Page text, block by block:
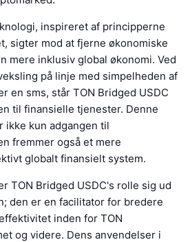
inspireret af principperne
sigter mod at fjerne økonomiske
mere inklusiv global økonomi. Ved
på linje med simpelheden af
en sms, står TON Bridged USDC
til finansielle tjenester. Denne
ikke kun adgangen til
fremmer også et mere
globalt finansielt system.
TON Bridged USDC's rolle sig ud
den er en facilitator for bredere
inden for TON
og videre. Dens anvendelser i